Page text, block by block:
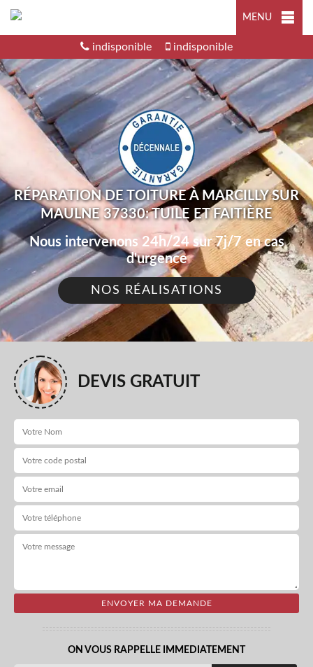
MENU
indisponible indisponible
RÉPARATION DE TOITURE À MARCILLY SUR
MAULNE 37330: TUILE ET FAITIÈRE
Nous intervenons 24h/24 sur 7j/7 en cas
d'urgence
NOS RÉALISATIONS
DEVIS GRATUIT
ON VOUS RAPPELLE IMMEDIATEMENT